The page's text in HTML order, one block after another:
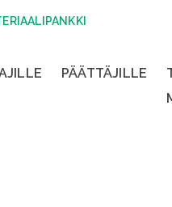
PÄÄTTÄJILLE